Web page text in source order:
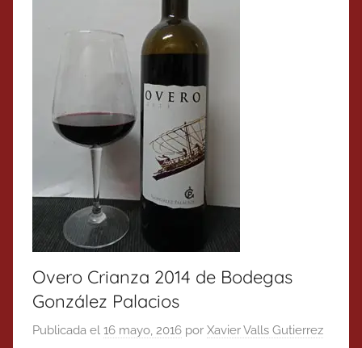
Overo Crianza 2014 de Bodegas
González Palacios
Publicada el 16 mayo, 2016 por Xavier Valls Gutierrez